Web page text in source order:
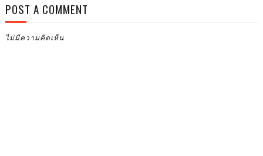
POST A COMMENT
ไม่มีความคิดเห็น